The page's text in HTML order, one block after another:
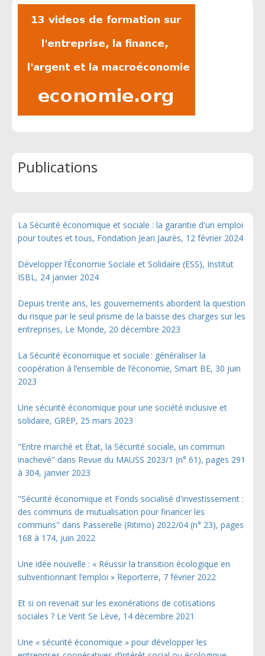
Publications
La Sécurité économique et sociale : la garantie d'un emploi
pour toutes et tous, Fondation Jean Jaurès, 12 février 2024
Développer l’Économie Sociale et Solidaire (ESS), Institut
ISBL, 24 janvier 2024
Depuis trente ans, les gouvernements abordent la question
du risque par le seul prisme de la baisse des charges sur les
entreprises, Le Monde, 20 décembre 2023
La Sécurité économique et sociale : généraliser la
coopération à l’ensemble de l’économie, Smart BE, 30 juin
2023
Une sécurité économique pour une société inclusive et
solidaire, GREP, 25 mars 2023
"Entre marché et État, la Sécurité sociale, un commun
inachevé" dans Revue du MAUSS 2023/1 (n° 61), pages 291
à 304, janvier 2023
"Sécurité économique et Fonds socialisé d'investissement :
des communs de mutualisation pour financer les
communs" dans Passerelle (Ritimo) 2022/04 (n° 23), pages
168 à 174, juin 2022
Une idée nouvelle : « Réussir la transition écologique en
subventionnant l’emploi » Reporterre, 7 février 2022
Et si on revenait sur les exonérations de cotisations
sociales ? Le Vent Se Lève, 14 décembre 2021
Une « sécurité économique » pour développer les